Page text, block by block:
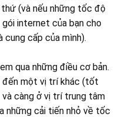
(và nếu những tốc độ
internet của bạn cho
cung cấp của mình).
qua những điều cơ bản.
đến một vị trí khác (tốt
càng ở vị trí trung tâm
những cải tiến nhỏ về tốc